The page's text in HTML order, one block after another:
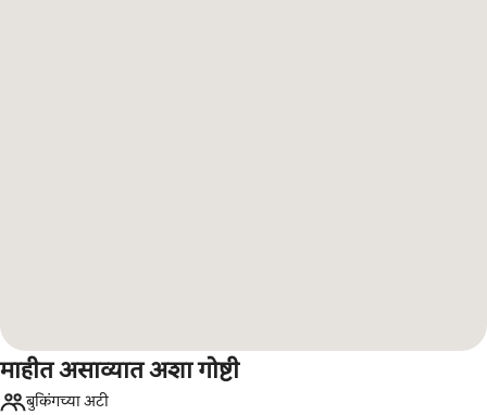
माहीत असाव्यात अशा गोष्टी
बुकिंगच्या अटी